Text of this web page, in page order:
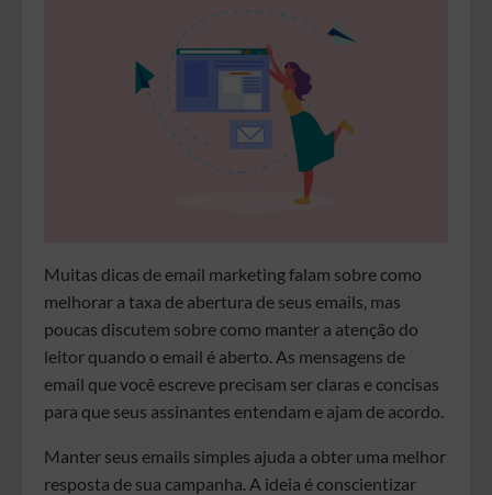
Muitas dicas de email marketing falam sobre como
melhorar a taxa de abertura de seus emails, mas
poucas discutem sobre como manter a atenção do
leitor quando o email é aberto. As mensagens de
email que você escreve precisam ser claras e concisas
para que seus assinantes entendam e ajam de acordo.
Manter seus emails simples ajuda a obter uma melhor
resposta de sua campanha. A ideia é conscientizar